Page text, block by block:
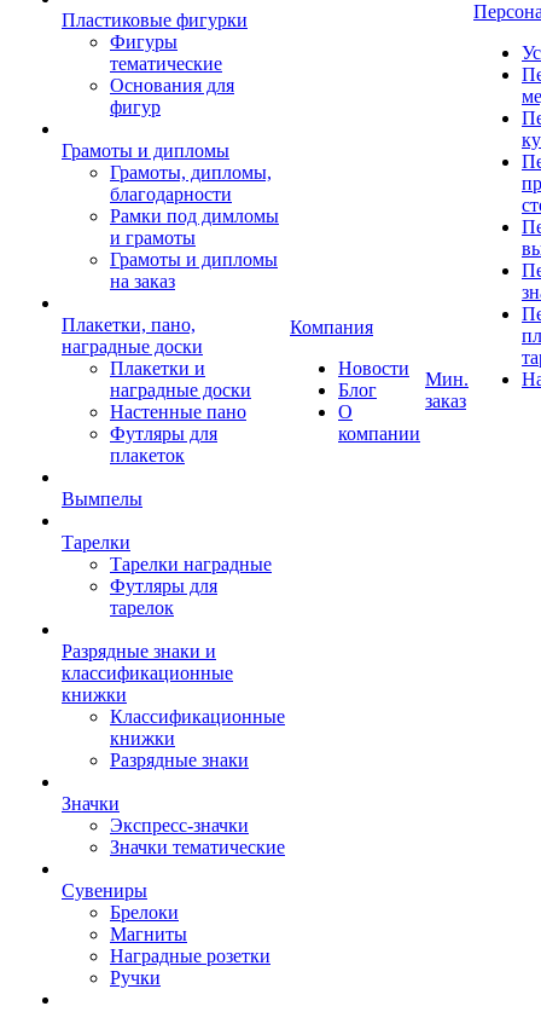
Пластиковые фигурки
Фигуры
тематические
Основания для
фигур
Грамоты и дипломы
Грамоты, дипломы,
благодарности
Рамки под димломы
и грамоты
Грамоты и дипломы
на заказ
Плакетки, пано,
наградные доски
Плакетки и
наградные доски
Настенные пано
Футляры для
плакеток
Вымпелы
Тарелки
Тарелки наградные
Футляры для
тарелок
Разрядные знаки и
классификационные
книжки
Классификационные
книжки
Разрядные знаки
Значки
Экспресс-значки
Значки тематические
Сувениры
Брелоки
Магниты
Наградные розетки
Ручки
Компания
Новости
Блог
О
компании
Мин.
заказ